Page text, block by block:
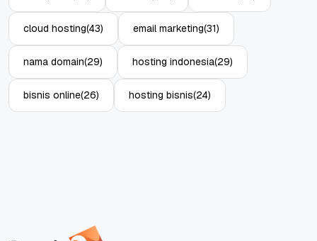
cloud hosting(43) email marketing(31)
nama domain(29) hosting indonesia(29)
bisnis online(26) hosting bisnis(24)